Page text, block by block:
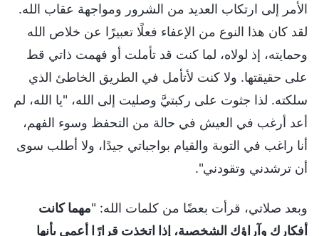
الأمر إلى ارتكاب العديد من الشرور ومواجهة عقاب الله.
لقد كان هذا النوع من الإعفاء فعلًا تعبيرًا عن خلاص الله
وحمايته، إذ لولاه، لما كنت قد تأملت أو فهمت ذاتي قط
على حقيقتها. ولا كنت لأتأمل في الطريق الخاطئ الذي
سلكته. لذا جثوت على ركبتيَّ وصليت إلى الله، "يا الله، لم
أعد أرغب في العيش في حالة من التحفظ وسوء الفهم،
أنا راغب في التوبة والقيام بواجباتي جيدًا، ولا أطلب سوى
أن ترشدني وتقودني".
وبعد صلاتي، قرأت بعضًا من كلمات الله: "مهما كانت
أفكارك وآراؤك الشخصية، إذا اتخذت قرارًا أعمى بأنها